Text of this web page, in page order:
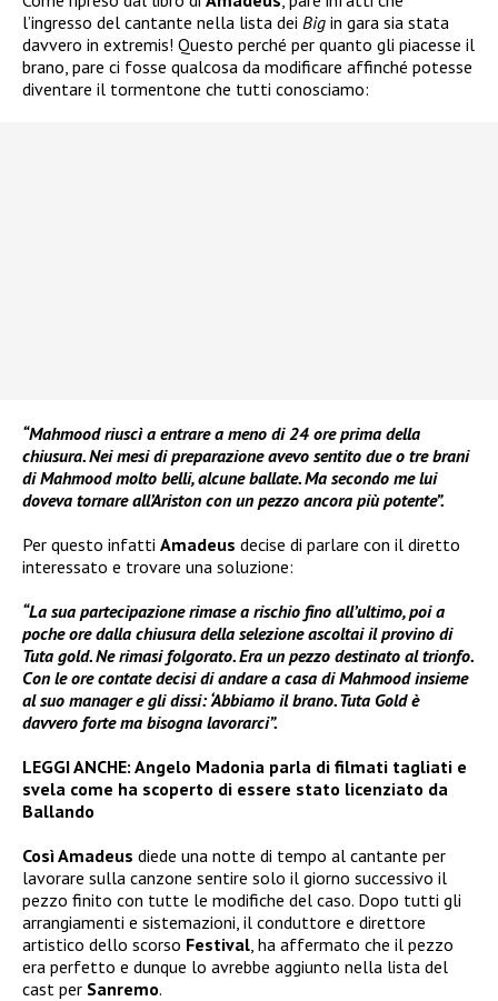
l’ingresso del cantante nella lista dei Big in gara sia stata
davvero in extremis! Questo perché per quanto gli piacesse il
brano, pare ci fosse qualcosa da modificare affinché potesse
diventare il tormentone che tutti conosciamo:
“Mahmood riuscì a entrare a meno di 24 ore prima della
chiusura. Nei mesi di preparazione avevo sentito due o tre brani
di Mahmood molto belli, alcune ballate. Ma secondo me lui
doveva tornare all’Ariston con un pezzo ancora più potente”.
Per questo infatti Amadeus decise di parlare con il diretto
interessato e trovare una soluzione:
“La sua partecipazione rimase a rischio fino all’ultimo, poi a
poche ore dalla chiusura della selezione ascoltai il provino di
Tuta gold. Ne rimasi folgorato. Era un pezzo destinato al trionfo.
Con le ore contate decisi di andare a casa di Mahmood insieme
al suo manager e gli dissi: ‘Abbiamo il brano. Tuta Gold è
davvero forte ma bisogna lavorarci”.
LEGGI ANCHE: Angelo Madonia parla di filmati tagliati e
svela come ha scoperto di essere stato licenziato da
Ballando
Così Amadeus diede una notte di tempo al cantante per
lavorare sulla canzone sentire solo il giorno successivo il
pezzo finito con tutte le modifiche del caso. Dopo tutti gli
arrangiamenti e sistemazioni, il conduttore e direttore
artistico dello scorso Festival , ha affermato che il pezzo
era perfetto e dunque lo avrebbe aggiunto nella lista del
cast per Sanremo.